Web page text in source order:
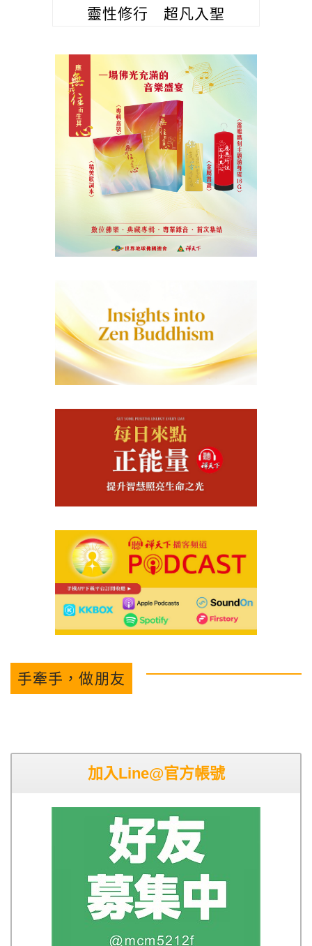
靈性修行 超凡入聖
手牽手，做朋友
加入Line@官方帳號